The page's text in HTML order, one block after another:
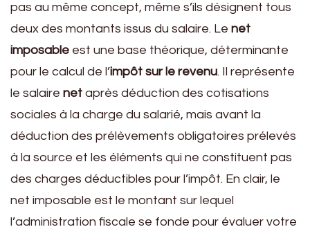
pas au même concept, même s’ils désignent tous
deux des montants issus du salaire. Le net
imposable est une base théorique, déterminante
pour le calcul de l’impôt sur le revenu. Il représente
le salaire net après déduction des cotisations
sociales à la charge du salarié, mais avant la
déduction des prélèvements obligatoires prélevés
à la source et les éléments qui ne constituent pas
des charges déductibles pour l’impôt. En clair, le
net imposable est le montant sur lequel
l’administration fiscale se fonde pour évaluer votre